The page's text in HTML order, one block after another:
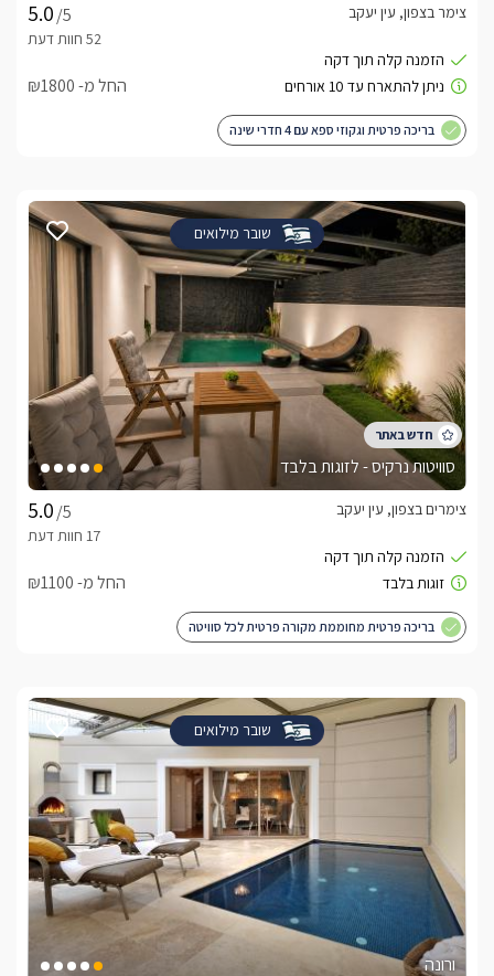
/5
צימר בצפון, עין יעקב
החל מ- ₪1800
בריכה פרטית וגקוזי ספא עם 4 חדרי שינה
שובר מילואים
סוויטות נרקיס - לזוגות בלבד
/5
צימרים בצפון, עין יעקב
החל מ- ₪1100
בריכה פרטית מחוממת מקורה פרטית לכל סוויטה
שובר מילואים
ורונה